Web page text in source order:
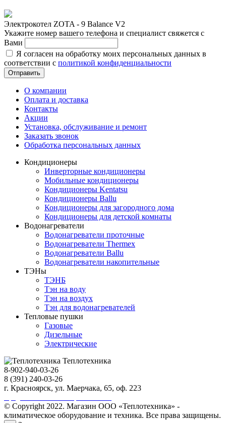
Электрокотел ZOTA - 9 Balance V2
Укажите номер вашего телефона и специалист свяжется с
Вами
Я согласен на обработку моих персональных данных в
соответствии с политикой конфиденциальности
Отправить
О компании
Оплата и доставка
Контакты
Акции
Установка, обслуживание и ремонт
Заказать звонок
Обработка персональных данных
Кондиционеры
Инверторные кондиционеры
Мобильные кондиционеры
Кондиционеры Kentatsu
Кондиционеры Ballu
Кондиционеры для загородного дома
Кондиционеры для детской комнаты
Водонагреватели
Водонагреватели проточные
Водонагреватели Thermex
Водонагреватели Ballu
Водонагреватели накопительные
ТЭНы
ТЭНБ
Тэн на воду
Тэн на воздух
Тэн для водонагревателей
Тепловые пушки
Газовые
Дизельные
Электрические
Теплотехника
8-902-940-03-26
8 (391) 240-03-26
г. Красноярск, ул. Маерчака, 65, оф. 223
© Copyright 2022. Магазин ООО «Теплотехника» -
климатическое оборудование и техника. Все права защищены.